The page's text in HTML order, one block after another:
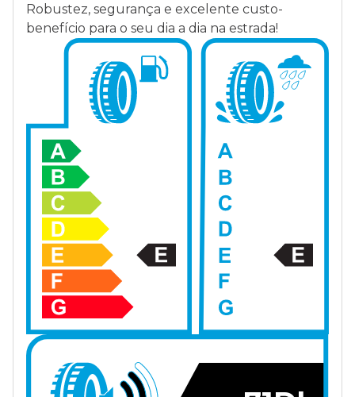
Robustez, segurança e excelente custo-
benefício para o seu dia a dia na estrada!